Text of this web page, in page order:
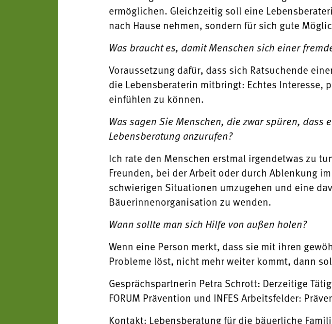
ermöglichen. Gleichzeitig soll eine
nach Hause nehmen, sondern für sich gute
Was braucht es, damit Menschen sich einer
Voraussetzung dafür, dass sich Ratsuchende
die Lebensberaterin mitbringt: Echtes Interesse,
einfühlen zu können.
Was sagen Sie Menschen, die zwar spüren,
Lebensberatung anzurufen?
Ich rate den Menschen erstmal irgendetwas zu
Freunden, bei der Arbeit oder durch Ablenkung
schwierigen Situationen umzugehen und eine
Bäuerinnenorganisation zu wenden.
Wann sollte man sich Hilfe von außen holen?
Wenn eine Person merkt, dass sie mit ihren
Probleme löst, nicht mehr weiter kommt, dann
Gesprächspartnerin Petra Schrott: Derzeitige
FORUM Prävention und INFES Arbeitsfelder:
Kontakt: Lebensberatung für die bäuerliche